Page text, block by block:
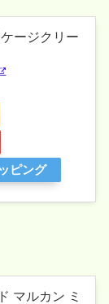
ージクリー
ピング
マルカン ミ